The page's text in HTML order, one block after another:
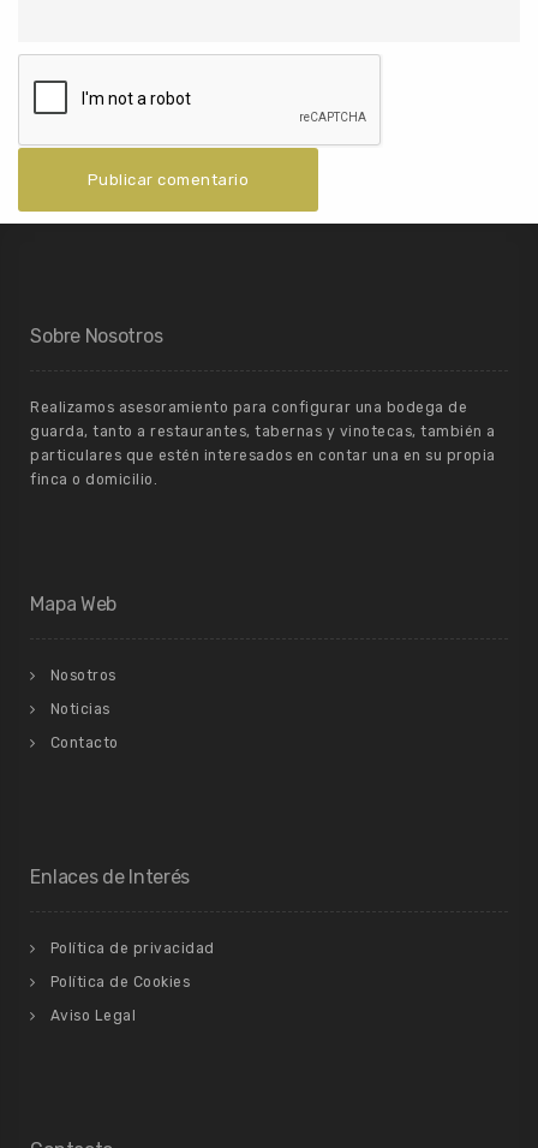
Sobre Nosotros
Realizamos asesoramiento para configurar una bodega de
guarda, tanto a restaurantes, tabernas y vinotecas, también a
particulares que estén interesados en contar una en su propia
finca o domicilio.
Mapa Web
Nosotros
Noticias
Contacto
Enlaces de Interés
Política de privacidad
Política de Cookies
Aviso Legal